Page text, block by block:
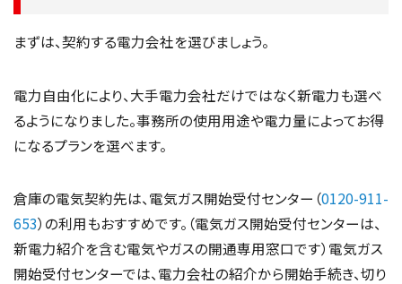
まずは、契約する電力会社を選びましょう。
電力自由化により、大手電力会社だけではなく新電力も選べ
るようになりました。事務所の使用用途や電力量によってお得
になるプランを選べます。
倉庫の電気契約先は、電気ガス開始受付センター（0120-911-
653）の利用もおすすめです。（電気ガス開始受付センターは、
新電力紹介を含む電気やガスの開通専用窓口です）電気ガス
開始受付センターでは、電力会社の紹介から開始手続き、切り